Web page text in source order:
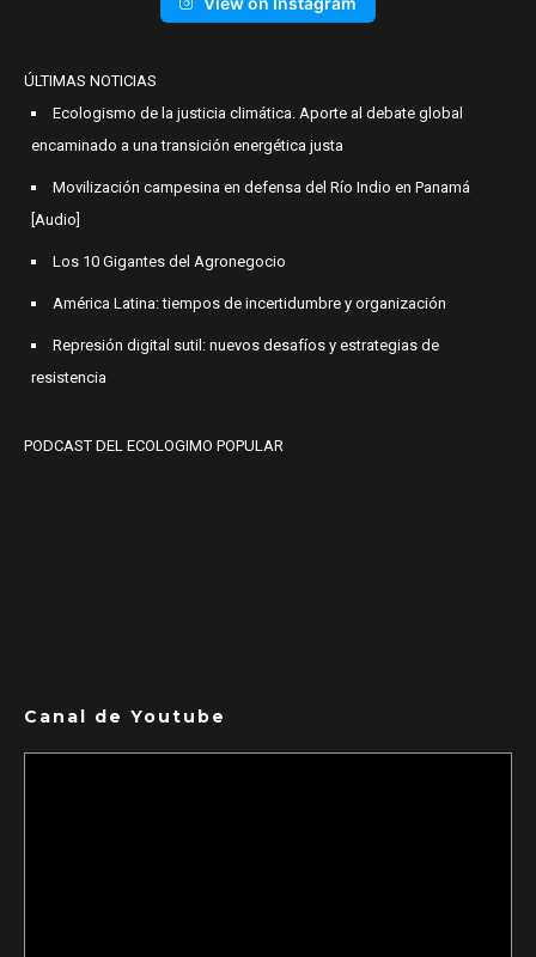
ÚLTIMAS NOTICIAS
Ecologismo de la justicia climática. Aporte al debate global
encaminado a una transición energética justa
Movilización campesina en defensa del Río Indio en Panamá
[Audio]
Los 10 Gigantes del Agronegocio
América Latina: tiempos de incertidumbre y organización
Represión digital sutil: nuevos desafíos y estrategias de
resistencia
PODCAST DEL ECOLOGIMO POPULAR
Canal de Youtube